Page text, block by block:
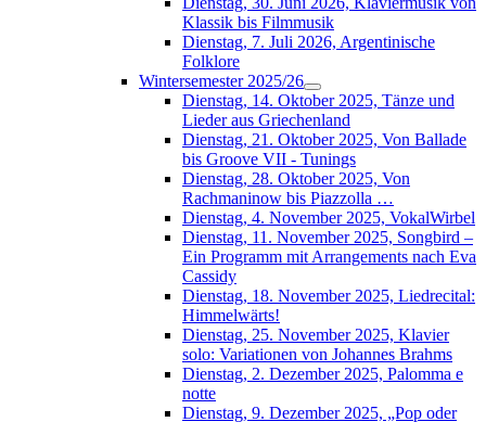
Klassik bis Filmmusik
Dienstag, 7. Juli 2026, Argentinische
Folklore
Wintersemester 2025/26
Dienstag, 14. Oktober 2025, Tänze und
Lieder aus Griechenland
Dienstag, 21. Oktober 2025, Von Ballade
bis Groove VII - Tunings
Dienstag, 28. Oktober 2025, Von
Rachmaninow bis Piazzolla …
Dienstag, 4. November 2025, VokalWirbel
Dienstag, 11. November 2025, Songbird –
Ein Programm mit Arrangements nach Eva
Cassidy
Dienstag, 18. November 2025, Liedrecital:
Himmelwärts!
Dienstag, 25. November 2025, Klavier
solo: Variationen von Johannes Brahms
Dienstag, 2. Dezember 2025, Palomma e
notte
Dienstag, 9. Dezember 2025, „Pop oder